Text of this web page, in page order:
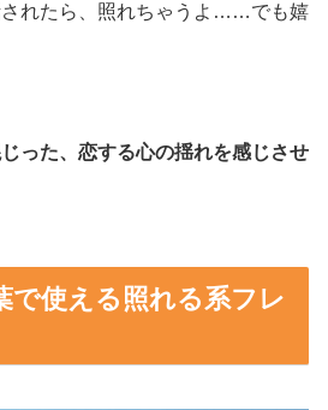
されたら、照れちゃうよ……でも嬉
った、恋する心の揺れを感じさせ
で使える照れる系フレ